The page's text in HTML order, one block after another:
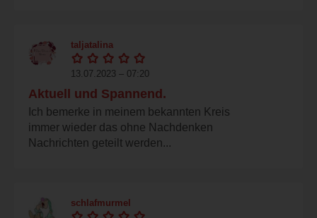
taljatalina
13.07.2023 – 07:20
Aktuell und Spannend.
Ich bemerke in meinem bekannten Kreis
immer wieder das ohne Nachdenken
Nachrichten geteilt werden...
schlafmurmel